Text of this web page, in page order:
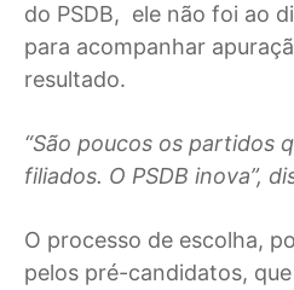
do PSDB, ele não foi ao
para acompanhar
resultado.
“São poucos os partidos
filiados. O PSDB inova”,
O processo de escolha,
pelos pré-candidatos,